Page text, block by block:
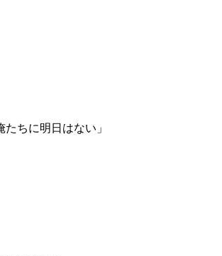
ちに明日はない」